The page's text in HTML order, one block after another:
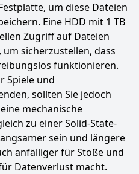
um diese Dateien
Eine HDD mit 1 TB
Zugriff auf Dateien
sicherzustellen, dass
funktionieren.
Spiele und
sollten Sie jedoch
mechanische
zu einer Solid-State-
sein und längere
anfälliger für Stöße und
Datenverlust macht.